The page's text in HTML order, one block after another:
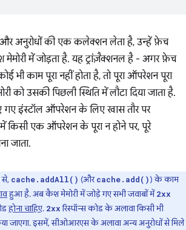
अनुरोधों की एक कलेक्शन लेता है, उन्हें फ़ेच
में जोड़ता है. यह ट्रांज़ैक्शनल है - अगर फ़ेच
भी काम पूरा नहीं होता है, तो पूरा ऑपरेशन पूरा
को उसकी पिछली स्थिति में लौटा दिया जाता है.
गए इंस्टॉल ऑपरेशन के लिए खास तौर पर
किसी एक ऑपरेशन के पूरा न होने पर, पूरे
जाता.
cache.addAll() (औरcache.add()) के काम
हुआ है. अब कैश मेमोरी में जोड़े गए सभी जवाबों में2xx
होना चाहिए. 2xxरिस्पॉन्स कोड के अलावा किसी भी
जाएगा. इसमें, सीओआरएस के अलावा अन्य अनुरोधों से मिले